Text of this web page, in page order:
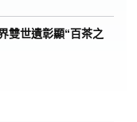
雙世遺彰顯“百茶之